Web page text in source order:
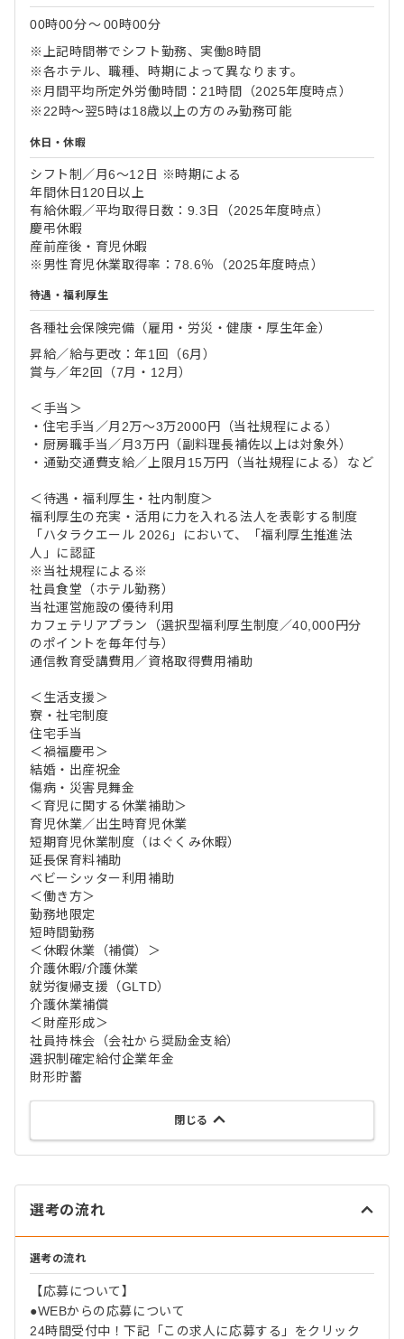
00時00分〜00時00分
※上記時間帯でシフト勤務、実働8時間
※各ホテル、職種、時期によって異なります。
※月間平均所定外労働時間：21時間（2025年度時点）
※22時～翌5時は18歳以上の方のみ勤務可能
休日・休暇
シフト制／月6～12日 ※時期による
年間休日120日以上
有給休暇／平均取得日数：9.3日（2025年度時点）
慶弔休暇
産前産後・育児休暇
※男性育児休業取得率：78.6％（2025年度時点）
待遇・福利厚生
各種社会保険完備（雇用・労災・健康・厚生年金）
昇給／給与更改：年1回（6月）
賞与／年2回（7月・12月）
＜手当＞
・住宅手当／月2万～3万2000円（当社規程による）
・厨房職手当／月3万円（副料理長補佐以上は対象外）
・通勤交通費支給／上限月15万円（当社規程による）など
＜待遇・福利厚生・社内制度＞
福利厚生の充実・活用に力を入れる法人を表彰する制度
「ハタラクエール 2026」において、「福利厚生推進法
人」に認証
※当社規程による※
社員食堂（ホテル勤務）
当社運営施設の優待利用
カフェテリアプラン（選択型福利厚生制度／40,000円分
のポイントを毎年付与）
通信教育受講費用／資格取得費用補助
＜生活支援＞
寮・社宅制度
住宅手当
＜禍福慶弔＞
結婚・出産祝金
傷病・災害見舞金
＜育児に関する休業補助＞
育児休業／出生時育児休業
短期育児休業制度（はぐくみ休暇）
延長保育料補助
ベビーシッター利用補助
＜働き方＞
勤務地限定
短時間勤務
＜休暇休業（補償）＞
介護休暇/介護休業
就労復帰支援（GLTD）
介護休業補償
＜財産形成＞
社員持株会（会社から奨励金支給）
選択制確定給付企業年金
財形貯蓄
閉じる
選考の流れ
選考の流れ
【応募について】
●WEBからの応募について
24時間受付中！下記「この求人に応募する」をクリック